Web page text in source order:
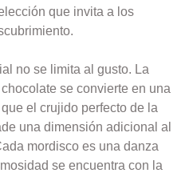
que invita a los
no se limita al gusto. La
se convierte en una
el crujido perfecto de la
una dimensión adicional al
mordisco es una danza
se encuentra con la